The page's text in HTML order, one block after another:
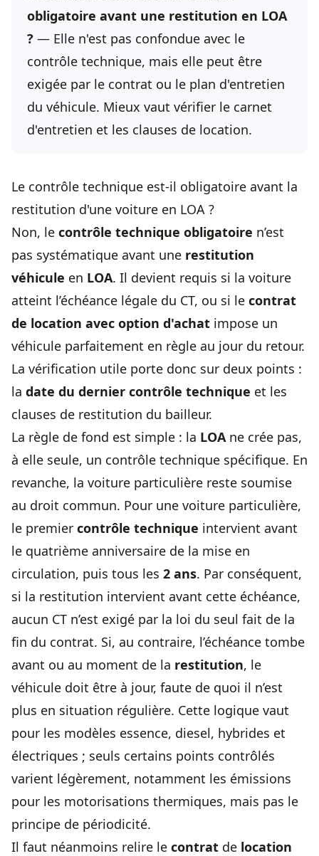
obligatoire avant une restitution en LOA
? — Elle n'est pas confondue avec le
contrôle technique, mais elle peut être
exigée par le contrat ou le plan d'entretien
du véhicule. Mieux vaut vérifier le carnet
d'entretien et les clauses de location.
Le contrôle technique est-il obligatoire avant la
restitution d'une voiture en LOA ?
Non, le contrôle technique obligatoire n’est
pas systématique avant une restitution
véhicule en LOA. Il devient requis si la voiture
atteint l’échéance légale du CT, ou si le contrat
de location avec option d'achat impose un
véhicule parfaitement en règle au jour du retour.
La vérification utile porte donc sur deux points :
la date du dernier contrôle technique et les
clauses de restitution du bailleur.
La règle de fond est simple : la LOAne crée pas,
à elle seule, un contrôle technique spécifique. En
revanche, la voiture particulière reste soumise
au droit commun. Pour une voiture particulière,
le premier contrôle technique intervient avant
le quatrième anniversaire de la mise en
circulation, puis tous les 2 ans. Par conséquent,
si la restitution intervient avant cette échéance,
aucun CT n’est exigé par la loi du seul fait de la
fin du contrat. Si, au contraire, l’échéance tombe
avant ou au moment de la restitution, le
véhicule doit être à jour, faute de quoi il n’est
plus en situation régulière. Cette logique vaut
pour les modèles essence, diesel, hybrides et
électriques ; seuls certains points contrôlés
varient légèrement, notamment les émissions
pour les motorisations thermiques, mais pas le
principe de périodicité.
Il faut néanmoins relire le contrat de location